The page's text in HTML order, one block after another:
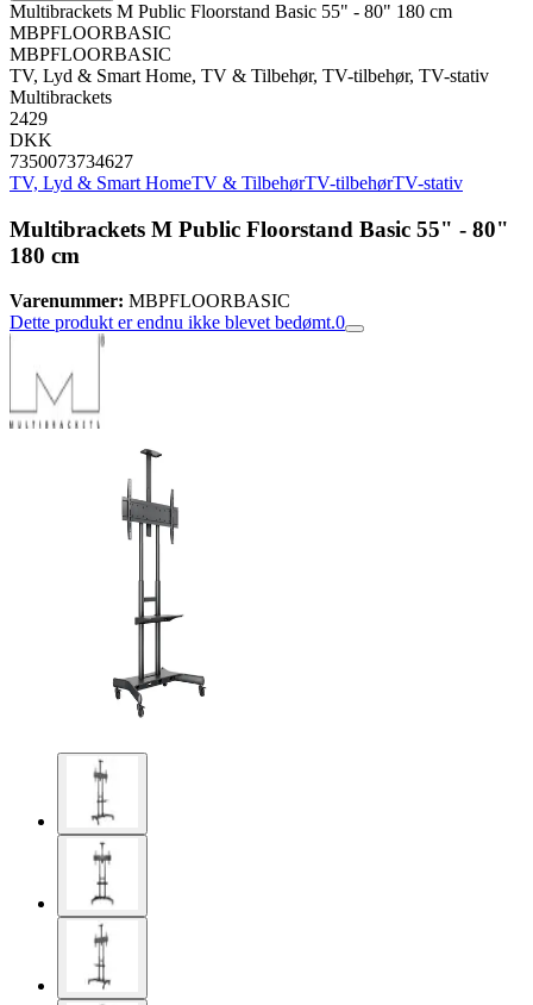
Multibrackets M Public Floorstand Basic 55" - 80" 180 cm
MBPFLOORBASIC
MBPFLOORBASIC
TV, Lyd & Smart Home, TV & Tilbehør, TV-tilbehør, TV-stativ
Multibrackets
2429
DKK
7350073734627
TV, Lyd & Smart HomeTV & TilbehørTV-tilbehørTV-stativ
Multibrackets M Public Floorstand Basic 55" - 80"
180 cm
Varenummer: MBPFLOORBASIC
Dette produkt er endnu ikke blevet bedømt.0